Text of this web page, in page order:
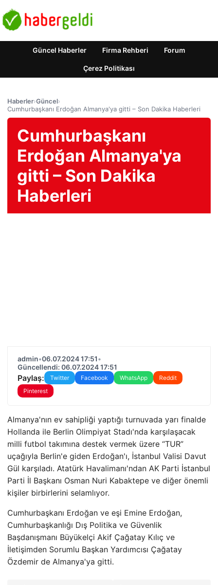
Güncel Haberler Firma Rehberi Forum
Çerez Politikası
Haberler›Güncel›
Cumhurbaşkanı Erdoğan Almanya'ya gitti – Son Dakika Haberleri
Cumhurbaşkanı
Erdoğan Almanya'ya
gitti – Son Dakika
Haberleri
admin•06.07.2024 17:51•
Güncellendi: 06.07.2024 17:51
Paylaş: Twitter Facebook WhatsApp
Reddit
Pinterest
Almanya'nın ev sahipliği yaptığı turnuvada yarı finalde
Hollanda ile Berlin Olimpiyat Stadı'nda karşılaşacak
milli futbol takımına destek vermek üzere “TUR”
uçağıyla Berlin'e giden Erdoğan'ı, İstanbul Valisi Davut
Gül karşıladı. Atatürk Havalimanı'ndan AK Parti İstanbul
Parti İl Başkanı Osman Nuri Kabaktepe ve diğer önemli
kişiler birbirlerini selamlıyor.
Cumhurbaşkanı Erdoğan ve eşi Emine Erdoğan,
Cumhurbaşkanlığı Dış Politika ve Güvenlik
Başdanışmanı Büyükelçi Akif Çağatay Kılıç ve
İletişimden Sorumlu Başkan Yardımcısı Çağatay
Özdemir de Almanya'ya gitti.